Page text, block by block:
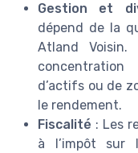
Gestion et
dépend de la
Atland
d’actifs ou de
le rendement.
Fiscalité : Les
à l’impôt sur